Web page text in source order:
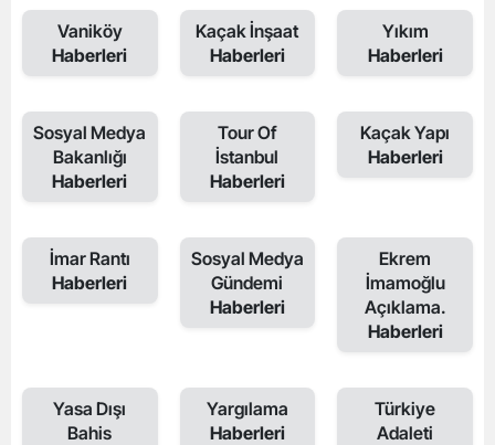
Vaniköy
Haberleri
Kaçak İnşaat
Haberleri
Yıkım
Haberleri
Sosyal Medya
Bakanlığı
Haberleri
Tour Of
İstanbul
Haberleri
Kaçak Yapı
Haberleri
İmar Rantı
Haberleri
Sosyal Medya
Gündemi
Haberleri
Ekrem
İmamoğlu
Açıklama.
Haberleri
Yasa Dışı
Bahis
Yargılama
Haberleri
Türkiye
Adaleti